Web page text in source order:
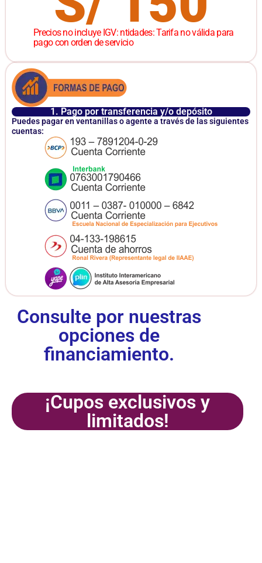
Precios no incluye IGV: ntidades: Tarifa no válida para
pago con orden de servicio
1. Pago por transferencia y/o depósito
Puedes pagar en ventanillas o agente a través de las siguientes
cuentas:
Consulte por nuestras
opciones de
financiamiento.
¡Cupos exclusivos y
limitados!